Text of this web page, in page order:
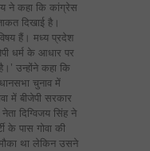
ने कहा कि कांग्रेस
दिखाई है।
हैं। मध्य प्रदेश
धर्म के आधार पर
उन्होंने कहा कि
चुनाव में
में बीजेपी सरकार
दिग्विजय सिंह ने
के पास गोवा की
था लेकिन उसने